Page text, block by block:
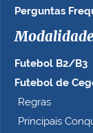
n
o
o
m
e
Perguntas
Futebol B2/B3
Futebol de
Regras
Principais